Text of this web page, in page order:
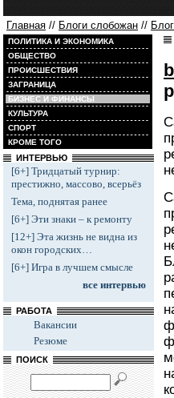
Главная // Блоги слобожан //
ПОЛИТИКА И ЭКОНОМИКА
ОБЩЕСТВО
ПРОИСШЕСТВИЯ
ЗАГРАНИЦА
БИЗНЕС И ФИНАНСЫ
КУЛЬТУРА
СПОРТ
КРОМЕ ТОГО
ИНТЕРВЬЮ
[6+] Тридцатый турнир:
престижно, массово, всерьёз
Тема, поднятая ранее
[6+] Эти знаки – к ремонту
[12+] Эта жизнь не видна из
окон городских…
[6+] Игра в лучшем смысле
все интервью
РАБОТА
Вакансии
Резюме
ПОИСК